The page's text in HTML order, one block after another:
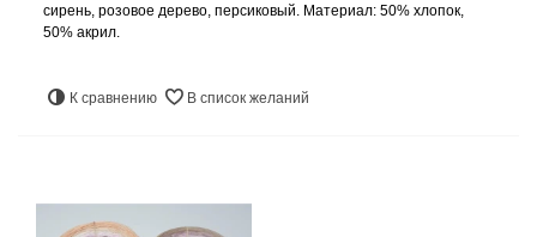
сирень, розовое дерево, персиковый. Материал: 50% хлопок,
50% акрил.
К сравнению В список желаний